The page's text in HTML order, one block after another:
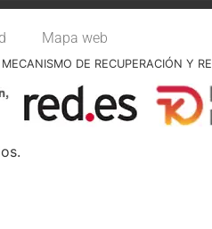
Mapa web
DE RECUPERACIÓN Y